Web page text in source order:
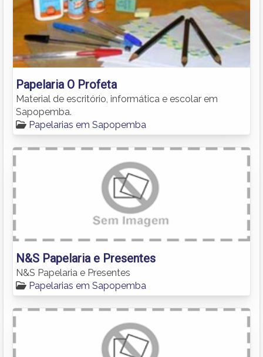
Papelaria O Profeta
Material de escritório, informática e escolar em
Sapopemba.
Papelarias em Sapopemba
N&S Papelaria e Presentes
N&S Papelaria e Presentes
Papelarias em Sapopemba